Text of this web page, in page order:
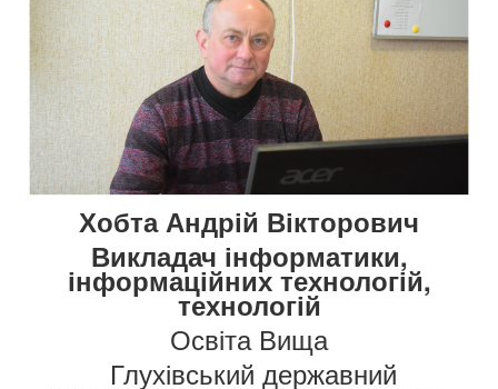
Хобта Андрій Вікторович
Викладач інформатики,
інформаційних технологій,
технологій
Освіта Вища
Глухівський державний